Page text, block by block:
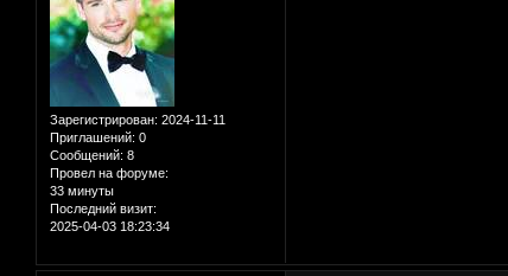
Зарегистрирован: 2024-11-11
Приглашений: 0
Сообщений: 8
Провел на форуме:
33 минуты
Последний визит:
2025-04-03 18:23:34